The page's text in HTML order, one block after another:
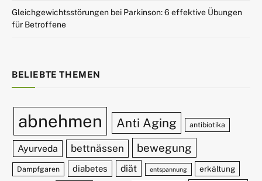
Gleichgewichtsstörungen bei Parkinson: 6 effektive Übungen
für Betroffene
BELIEBTE THEMEN
abnehmen Anti Aging antibiotika
Ayurveda bettnässen bewegung
Dampfgaren diabetes diät entspannung erkältung